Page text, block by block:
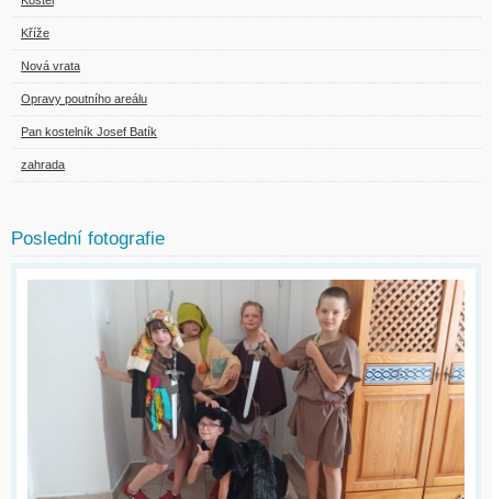
Kříže
Nová vrata
Opravy poutního areálu
Pan kostelník Josef Batík
zahrada
Poslední fotografie